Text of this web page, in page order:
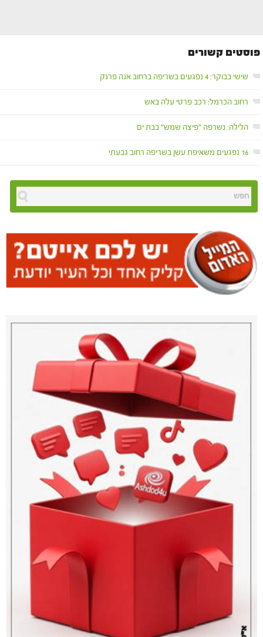
פוסטים קשורים
שישי בבוקר: 4 נפגעים בשריפה ברחוב אנה פרנק
רחוב הכרמל: רכב פרטי עלה באש
הלילה: נשרפה "פיצה שמש" בבת ים
16 נפגעים משאיפת עשן בשריפה רחוב גבעתי